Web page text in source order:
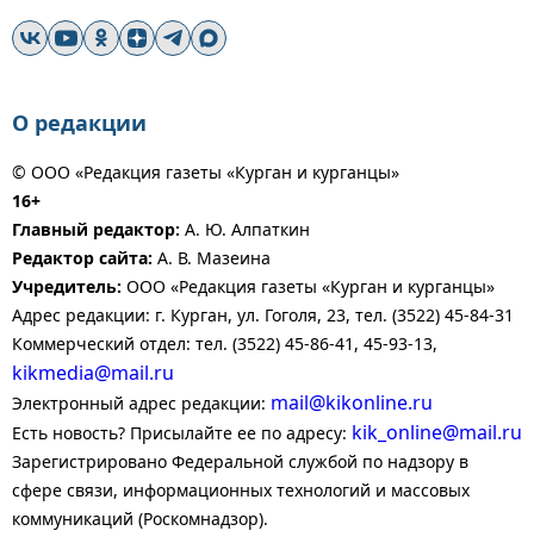
О редакции
© ООО «Редакция газеты «Курган и курганцы»
16+
Главный редактор: А. Ю. Алпаткин
Редактор сайта: А. В. Мазеина
Учредитель: ООО «Редакция газеты «Курган и курганцы»
Адрес редакции: г. Курган, ул. Гоголя, 23, тел. (3522) 45-84-31
Коммерческий отдел: тел. (3522) 45-86-41, 45-93-13,
kikmedia@mail.ru
Электронный адрес редакции: mail@kikonline.ru
Есть новость? Присылайте ее по адресу: kik_online@mail.ru
Зарегистрировано Федеральной службой по надзору в
сфере связи, информационных технологий и массовых
коммуникаций (Роскомнадзор).